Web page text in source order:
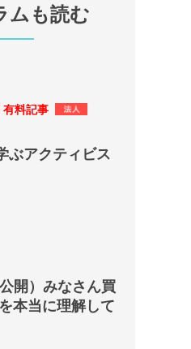
ムも読む
有料記事
ぶアクティビス
開）みなさん買
本当に理解して